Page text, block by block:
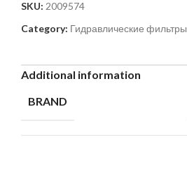
SKU: 2009574
Category: Гидравлические фильтры
Additional information
BRAND